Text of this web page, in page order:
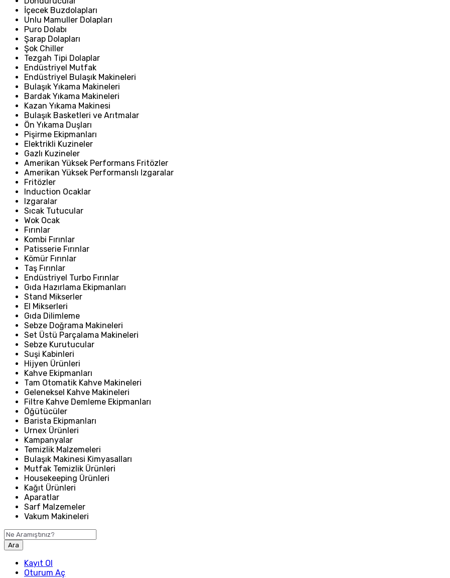
İçecek Buzdolapları
Unlu Mamuller Dolapları
Puro Dolabı
Şarap Dolapları
Şok Chiller
Tezgah Tipi Dolaplar
Endüstriyel Mutfak
Endüstriyel Bulaşık Makineleri
Bulaşık Yıkama Makineleri
Bardak Yıkama Makineleri
Kazan Yıkama Makinesi
Bulaşık Basketleri ve Arıtmalar
Ön Yıkama Duşları
Pişirme Ekipmanları
Elektrikli Kuzineler
Gazlı Kuzineler
Amerikan Yüksek Performans Fritözler
Amerikan Yüksek Performanslı Izgaralar
Fritözler
Induction Ocaklar
Izgaralar
Sıcak Tutucular
Wok Ocak
Fırınlar
Kombi Fırınlar
Patisserie Fırınlar
Kömür Fırınlar
Taş Fırınlar
Endüstriyel Turbo Fırınlar
Gıda Hazırlama Ekipmanları
Stand Mikserler
El Mikserleri
Gıda Dilimleme
Sebze Doğrama Makineleri
Set Üstü Parçalama Makineleri
Sebze Kurutucular
Suşi Kabinleri
Hijyen Ürünleri
Kahve Ekipmanları
Tam Otomatik Kahve Makineleri
Geleneksel Kahve Makineleri
Filtre Kahve Demleme Ekipmanları
Öğütücüler
Barista Ekipmanları
Urnex Ürünleri
Kampanyalar
Temizlik Malzemeleri
Bulaşık Makinesi Kimyasalları
Mutfak Temizlik Ürünleri
Housekeeping Ürünleri
Kağıt Ürünleri
Aparatlar
Sarf Malzemeler
Vakum Makineleri
Ara
Kayıt Ol
Oturum Aç